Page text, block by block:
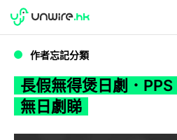
WWDC 2026
作者忘記分類
長假無得煲日劇．
無日劇睇